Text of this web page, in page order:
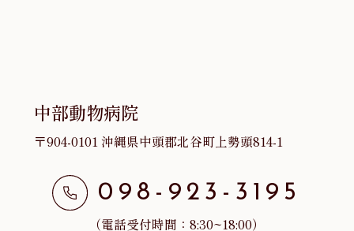
中部動物病院
〒904-0101 沖縄県中頭郡北谷町上勢頭814-1
098-923-3195
（電話受付時間：8:30~18:00）